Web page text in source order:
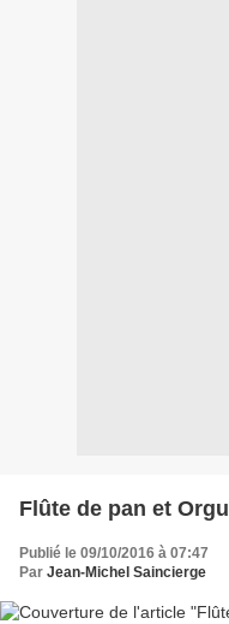
Flûte de pan et
Publié le 09/10/2016 à 07:47
Par Jean-Michel Saincierge